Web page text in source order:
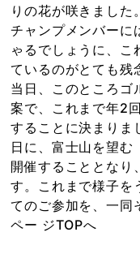
りの花が咲きました。
チャンプメンバーに
ゃるでしょうに、こ
ているのがとても残
当日、このところゴ
案で、これまで年2
することに決まりま
日に、富士山を望む
開催することとなり
す。これまで様子を
てのご参加を、一同
ペー ジTOPへ